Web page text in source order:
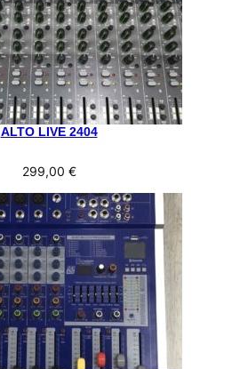
ALTO LIVE 2404
299,00 €